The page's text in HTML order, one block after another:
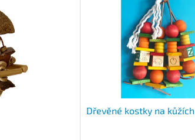
Dřevěné kostky na kůžích